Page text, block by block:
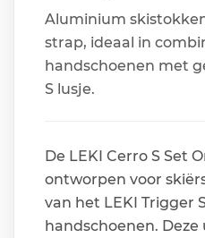
Aluminium
strap, ideaal in
handschoenen met
S lusje.
De LEKI Cerro S Set
ontworpen voor
van het LEKI Trigger
handschoenen.